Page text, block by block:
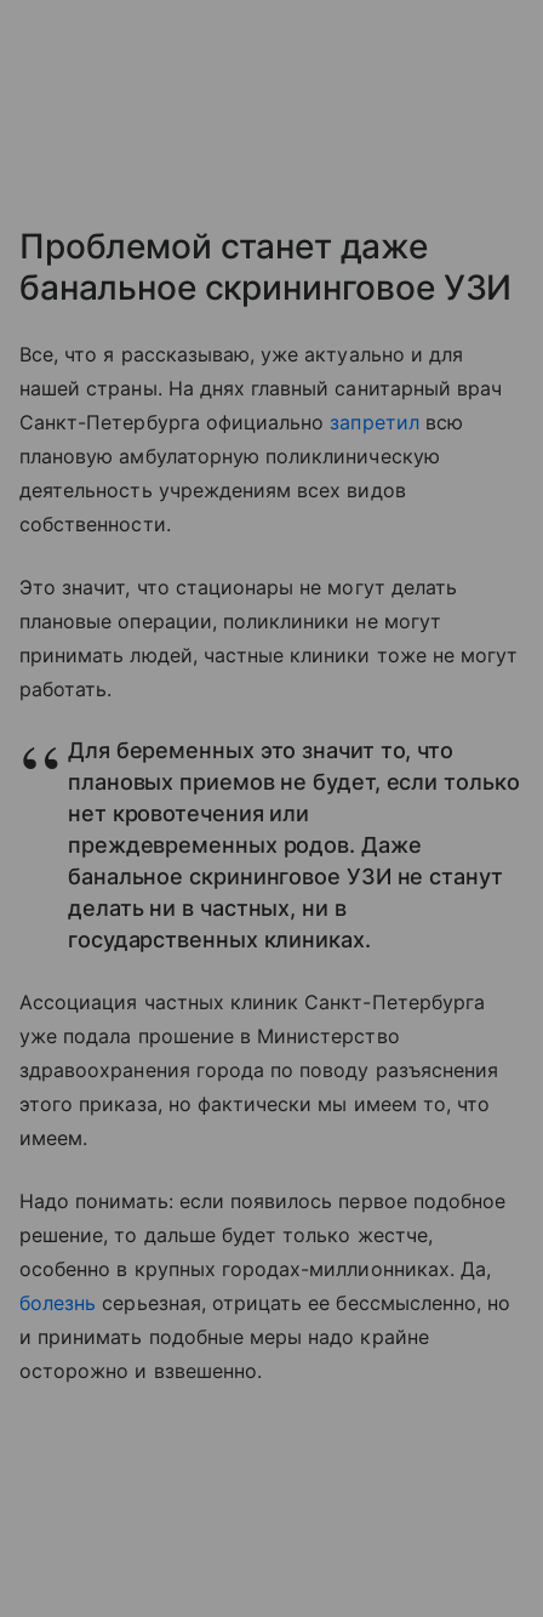
Проблемой станет даже
банальное скрининговое УЗИ
Все, что я рассказываю, уже актуально и для
нашей страны. На днях главный санитарный врач
Санкт-Петербурга официально запретилвсю
плановую амбулаторную поликлиническую
деятельность учреждениям всех видов
собственности.
Это значит, что стационары не могут делать
плановые операции, поликлиники не могут
принимать людей, частные клиники тоже не могут
работать.
Для беременных это значит то, что
плановых приемов не будет, если только
нет кровотечения или
преждевременных родов. Даже
банальное скрининговое УЗИ не станут
делать ни в частных, ни в
государственных клиниках.
Ассоциация частных клиник Санкт-Петербурга
уже подала прошение в Министерство
здравоохранения города по поводу разъяснения
этого приказа, но фактически мы имеем то, что
имеем.
Надо понимать: если появилось первое подобное
решение, то дальше будет только жестче,
особенно в крупных городах-миллионниках. Да,
болезнь серьезная, отрицать ее бессмысленно, но
и принимать подобные меры надо крайне
осторожно и взвешенно.